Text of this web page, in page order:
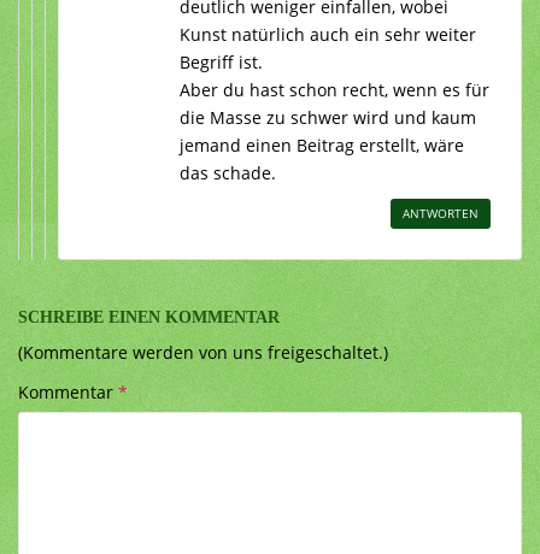
deutlich weniger einfallen, wobei
Kunst natürlich auch ein sehr weiter
Begriff ist.
Aber du hast schon recht, wenn es für
die Masse zu schwer wird und kaum
jemand einen Beitrag erstellt, wäre
das schade.
ANTWORTEN
SCHREIBE EINEN KOMMENTAR
(Kommentare werden von uns freigeschaltet.)
Kommentar*